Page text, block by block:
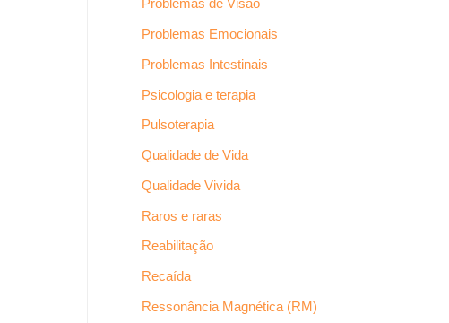
Problemas de Visão
Problemas Emocionais
Problemas Intestinais
Psicologia e terapia
Pulsoterapia
Qualidade de Vida
Qualidade Vivida
Raros e raras
Reabilitação
Recaída
Ressonância Magnética (RM)